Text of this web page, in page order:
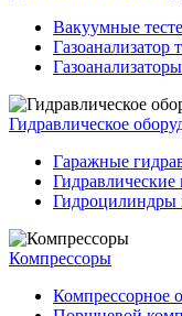
Вакуумные
Газоанализатор
Гидравлическое
Гаражные
Гидравлические
Гидроцилиндры
Компрессоры
Компрессорное